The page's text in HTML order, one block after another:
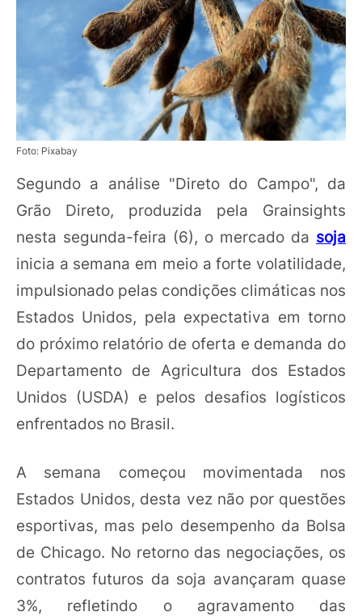
Foto: Pixabay
Segundo a análise "Direto do Campo", da
Grão Direto, produzida pela Grainsights
nesta segunda-feira (6), o mercado da soja
inicia a semana em meio a forte volatilidade,
impulsionado pelas condições climáticas nos
Estados Unidos, pela expectativa em torno
do próximo relatório de oferta e demanda do
Departamento de Agricultura dos Estados
Unidos (USDA) e pelos desafios logísticos
enfrentados no Brasil.
A semana começou movimentada nos
Estados Unidos, desta vez não por questões
esportivas, mas pelo desempenho da Bolsa
de Chicago. No retorno das negociações, os
contratos futuros da soja avançaram quase
3%, refletindo o agravamento das